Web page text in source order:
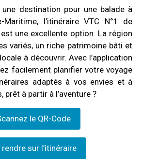
destination pour une balade à
Maritime, l’itinéraire VTC N°1 de
une excellente option. La région
variés, un riche patrimoine bâti et
à découvrir. Avec l’application
facilement planifier votre voyage
adaptés à vos envies et à
prêt à partir à l’aventure ?
le QR-Code
rendre sur l’itinéraire